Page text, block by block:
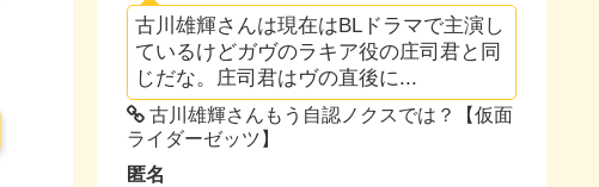
古川雄輝さんは現在はBLドラマで主演し
ているけどガヴのラキア役の庄司君と同
じだな。庄司君はヴの直後に...
古川雄輝さんもう自認ノクスでは？【仮面
ライダーゼッツ】
匿名